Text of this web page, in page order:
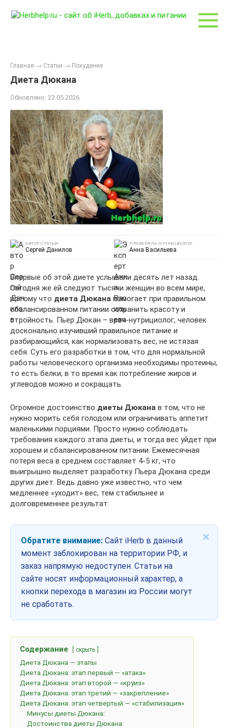
Главная → Статьи → Похудение
Диета Дюкана
Обновлено: 23.05.2026
АВТОР СТАТЬИ
Сергей Данилов
ПРОВЕРИЛА НУТРИЦИОЛОГ
Анна Васильева
Впервые об этой диете услышали десять лет назад.
Сегодня же ей следуют тысячи женщин во всем мире,
потому что диета Дюкана помогает при правильном
сбалансированном питании сохранить красоту и
стройность. Пьер Дюкан – врач-нутрициолог, человек
досконально изучивший правильное питание и
разбирающийся, как нормализовать вес, не истязая
себя. Суть его разработки в том, что для нормальной
работы человеческого организма необходимы протеины,
то есть белки, в то время как потребление жиров и
углеводов можно и сокращать.
Огромное достоинство диеты Дюкана в том, что не
нужно морить себя голодом или ограничивать аппетит
маленькими порциями. Просто нужно соблюдать
требования каждого этапа диеты, и тогда вес уйдет при
хорошем и сбалансированном питании. Ежемесячная
потеря веса в среднем составляет 4-5 кг, что
выигрышно выделяет разработку Пьера Дюкана среди
других диет. Ведь давно уже известно, что чем
медленнее «уходит» вес, тем стабильнее и
долговременнее результат.
×
Обратите внимание: Сайт iHerb в данный
момент заблокирован на территории РФ, и
заказ напрямую недоступен. Статьи на
сайте носят информационный характер, а
кнопки перехода в магазин из России могут
не сработать.
Содержание скрыть
Диета Дюкана — этапы
Диета Дюкана: этап первый — «атака»
Диета Дюкана: этап второй — «круиз»
Диета Дюкана: этап третий — «закрепление»
Диета Дюкана: этап четвертый — «стабилизация»
Минусы диеты Дюкана:
Достоинства диеты Дюкана: